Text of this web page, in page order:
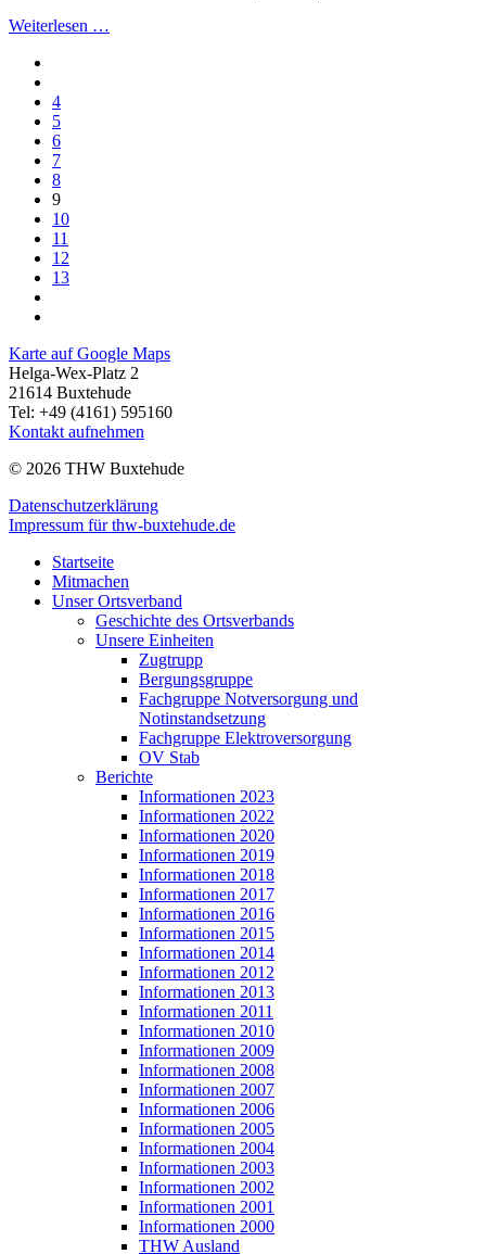
Weiterlesen …
4
5
6
7
8
9
10
11
12
13
Karte auf Google Maps
Helga-Wex-Platz 2
21614 Buxtehude
Tel: +49 (4161) 595160
Kontakt aufnehmen
© 2026 THW Buxtehude
Datenschutzerklärung
Impressum für thw-buxtehude.de
Startseite
Mitmachen
Unser Ortsverband
Geschichte des Ortsverbands
Unsere Einheiten
Zugtrupp
Bergungsgruppe
Fachgruppe Notversorgung und
Notinstandsetzung
Fachgruppe Elektroversorgung
OV Stab
Berichte
Informationen 2023
Informationen 2022
Informationen 2020
Informationen 2019
Informationen 2018
Informationen 2017
Informationen 2016
Informationen 2015
Informationen 2014
Informationen 2012
Informationen 2013
Informationen 2011
Informationen 2010
Informationen 2009
Informationen 2008
Informationen 2007
Informationen 2006
Informationen 2005
Informationen 2004
Informationen 2003
Informationen 2002
Informationen 2001
Informationen 2000
THW Ausland